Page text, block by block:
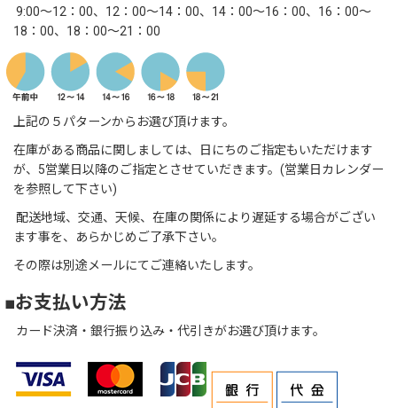
9:00～12：00、12：00～14：00、14：00～16：00、16：00～
18：00、18：00～21：00
上記の５パターンからお選び頂けます。
在庫がある商品に関しましては、日にちのご指定もいただけます
が、5営業日以降のご指定とさせていだきます。(営業日カレンダー
を参照して下さい)
配送地域、交通、天候、在庫の関係により遅延する場合がござい
ます事を、あらかじめご了承下さい。
その際は別途メールにてご連絡いたします。
■お支払い方法
カード決済・銀行振り込み・代引きがお選び頂けます。